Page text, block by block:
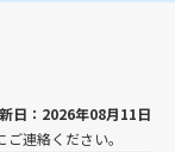
日：2026年08月11日
連絡ください。